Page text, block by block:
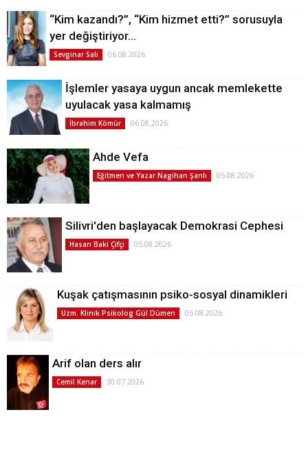
“Kim kazandı?”, “Kim hizmet etti?” sorusuyla
yer değiştiriyor…
Sevginar Sali 06.08.2026
İşlemler yasaya uygun ancak memlekette
uyulacak yasa kalmamış
İbrahim Kömür 06.08.2026
Ahde Vefa
Eğitmen ve Yazar Nagihan Şanlı 05.08.2026
Silivri'den başlayacak Demokrasi Cephesi
Hasan Baki Çifçi 05.08.2026
Kuşak çatışmasının psiko-sosyal dinamikleri
Uzm. Klinik Psikolog Gül Dümen 05.08.2026
Arif olan ders alır
Cemil Kenar 30.07.2026